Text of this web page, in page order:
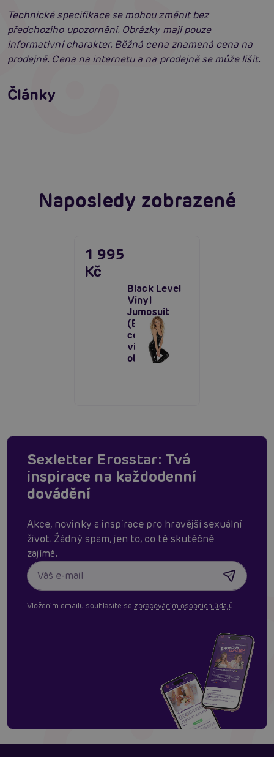
Technické specifikace se mohou změnit bez
předchozího upozornění. Obrázky mají pouze
informativní charakter. Běžná cena znamená cena na
prodejně. Cena na internetu a na prodejně se může lišit.
Články
neodolatelně sexy
Číst více
Erotická inteligence: Příručka Sexiomů
Naposledy zobrazené
Black Level
Vinyl
Jumpsuit
(Black),
celotělový
vinylový
obleček
1 995
Kč
Sexletter Erosstar: Tvá
inspirace na každodenní
dovádění
Akce, novinky a inspirace pro hravější sexuální
život. Žádný spam, jen to, co tě skutěčně
zajímá.
Vložením emailu souhlasíte se zpracováním osobních údajů